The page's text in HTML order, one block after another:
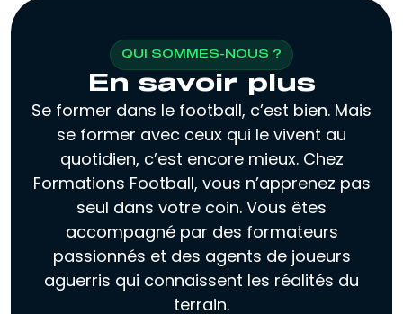
QUI SOMMES-NOUS ?
En savoir plus
Se former dans le football, c’est bien. Mais
se former avec ceux qui le vivent au
quotidien, c’est encore mieux. Chez
Formations Football, vous n’apprenez pas
seul dans votre coin. Vous êtes
accompagné par des formateurs
passionnés et des agents de joueurs
aguerris qui connaissent les réalités du
terrain.